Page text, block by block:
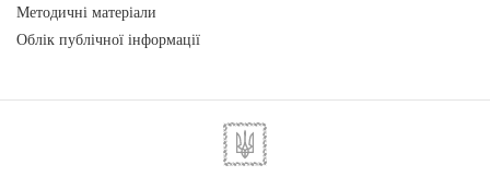
Методичні матеріали
Облік публічної інформації